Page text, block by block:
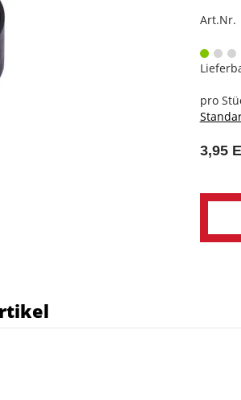
Art.Nr.
pro
3,95